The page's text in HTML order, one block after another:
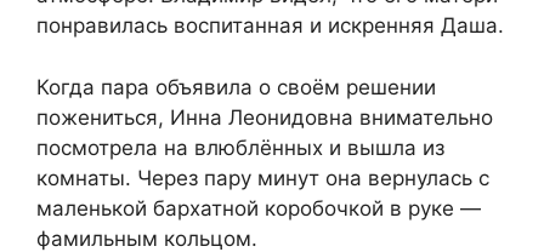
понравилась воспитанная и искренняя Даша.
Когда пара объявила о своём решении
пожениться, Инна Леонидовна внимательно
посмотрела на влюблённых и вышла из
комнаты. Через пару минут она вернулась с
маленькой бархатной коробочкой в руке —
фамильным кольцом.